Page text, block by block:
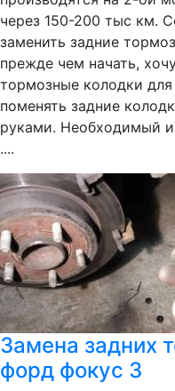
через 150-200 тыс км.
заменить задние
прежде чем начать,
тормозные колодки
поменять задние
руками. Необходимый
....
Замена задних
форд фокус 3